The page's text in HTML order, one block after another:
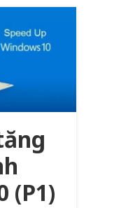
(P1)